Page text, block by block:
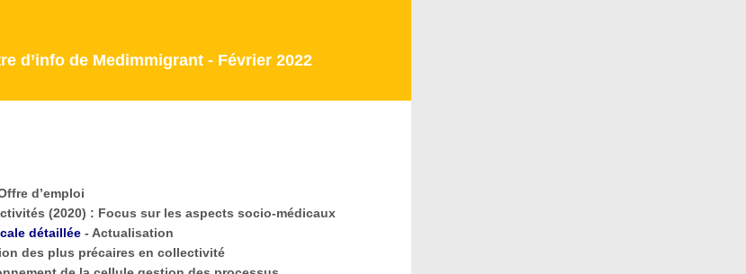
d’info de Medimmigrant - Février 2022
d’emploi
(2020) : Focus sur les aspects socio-médicaux
détaillée - Actualisation
des plus précaires en collectivité